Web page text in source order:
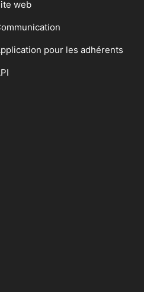
web
pour les adhérents